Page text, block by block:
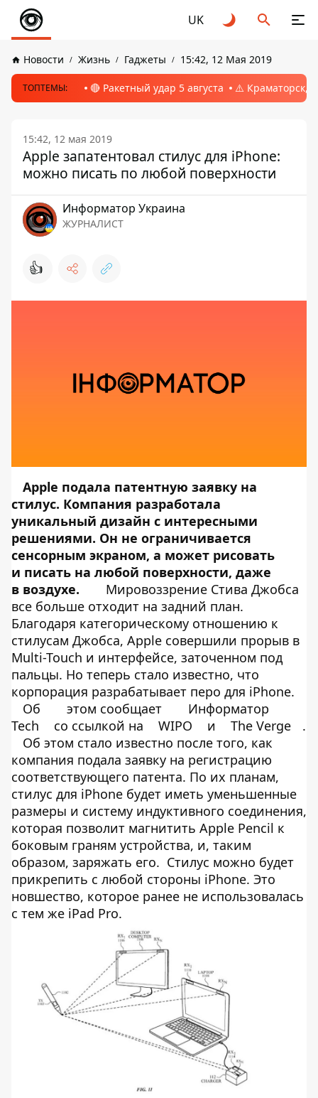
UK
Новости Жизнь Гаджеты 15:42, 12 Мая 2019
ТОПТЕМЫ: 🔴 Ракетный удар 5 августа ⚠️ Краматорск,
15:42, 12 мая 2019
Apple запатентовал стилус для iPhone:
можно писать по любой поверхности
Информатор Украина
ЖУРНАЛИСТ
👍
Apple подала патентную заявку на
стилус. Компания разработала
уникальный дизайн с интересными
решениями. Он не ограничивается
сенсорным экраном, а может рисовать
и писать на любой поверхности, даже
в воздухе.
Мировоззрение Стива Джобса
все больше отходит на задний план.
Благодаря категорическому отношению к
стилусам Джобса, Apple совершили прорыв в
Multi-Touch и интерфейсе, заточенном под
пальцы. Но теперь стало известно, что
корпорация разрабатывает перо для iPhone.
Об
этом сообщает
Информатор
Tech
со ссылкой на WIPO и The Verge
.
Об этом стало известно после того, как
компания подала заявку на регистрацию
соответствующего патента. По их планам,
стилус для iPhone будет иметь уменьшенные
размеры и систему индуктивного соединения,
которая позволит магнитить Apple Pencil к
боковым граням устройства, и, таким
образом, заряжать его. Стилус можно будет
прикрепить с любой стороны iPhone. Это
новшество, которое ранее не использовалась
с тем же iPad Pro.